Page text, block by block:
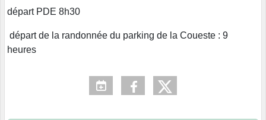
départ PDE 8h30
départ de la randonnée du parking de la Coueste : 9
heures